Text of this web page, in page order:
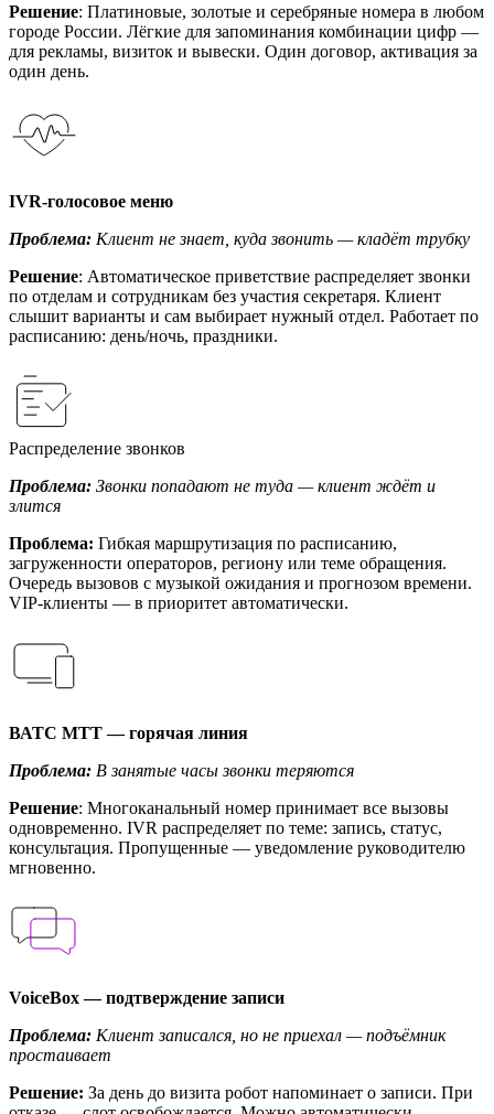
Решение: Платиновые, золотые и серебряные номера в любом
городе России. Лёгкие для запоминания комбинации цифр —
для рекламы, визиток и вывески. Один договор, активация за
один день.
IVR-голосовое меню
Проблема: Клиент не знает, куда звонить — кладёт трубку
Решение: Автоматическое приветствие распределяет звонки
по отделам и сотрудникам без участия секретаря. Клиент
слышит варианты и сам выбирает нужный отдел. Работает по
расписанию: день/ночь, праздники.
Распределение звонков
Проблема: Звонки попадают не туда — клиент ждёт и
злится
Проблема: Гибкая маршрутизация по расписанию,
загруженности операторов, региону или теме обращения.
Очередь вызовов с музыкой ожидания и прогнозом времени.
VIP-клиенты — в приоритет автоматически.
ВАТС МТТ — горячая линия
Проблема: В занятые часы звонки теряются
Решение: Многоканальный номер принимает все вызовы
одновременно. IVR распределяет по теме: запись, статус,
консультация. Пропущенные — уведомление руководителю
мгновенно.
VoiceBox — подтверждение записи
Проблема: Клиент записался, но не приехал — подъёмник
простаивает
Решение: За день до визита робот напоминает о записи. При